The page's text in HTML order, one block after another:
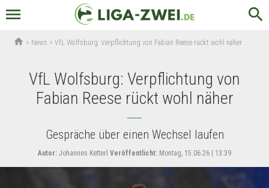
menu search
home > News >VfL Wolfsburg: Verpflichtung von Fabian Reese rückt wohl näher
VfL Wolfsburg: Verpflichtung von
Fabian Reese rückt wohl näher
Gespräche über einen Wechsel laufen
Autor: Johannes Ketterl Veröffentlicht: Montag, 15.06.26 | 13:39